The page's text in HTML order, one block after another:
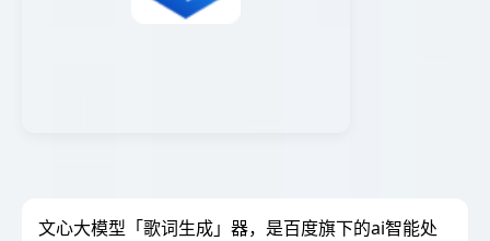
文心大模型「歌词生成」器，是百度旗下的ai智能处